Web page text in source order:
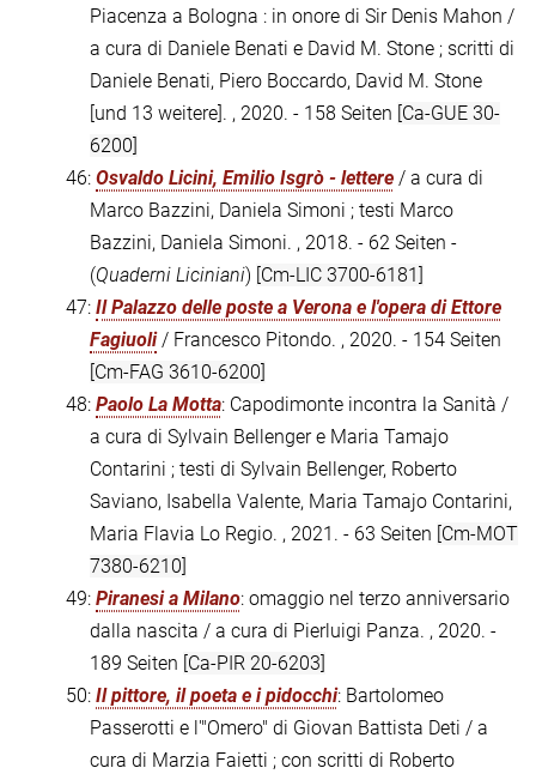
Piacenza a Bologna : in onore di Sir Denis Mahon /
a cura di Daniele Benati e David M. Stone ; scritti di
Daniele Benati, Piero Boccardo, David M. Stone
[und 13 weitere]. , 2020. - 158 Seiten [Ca-GUE 30-
6200]
46: Osvaldo Licini, Emilio Isgrò - lettere / a cura di
Marco Bazzini, Daniela Simoni ; testi Marco
Bazzini, Daniela Simoni. , 2018. - 62 Seiten -
(Quaderni Liciniani) [Cm-LIC 3700-6181]
47: Il Palazzo delle poste a Verona e l'opera di Ettore
Fagiuoli/ Francesco Pitondo. , 2020. - 154 Seiten
[Cm-FAG 3610-6200]
48: Paolo La Motta: Capodimonte incontra la Sanità /
a cura di Sylvain Bellenger e Maria Tamajo
Contarini ; testi di Sylvain Bellenger, Roberto
Saviano, Isabella Valente, Maria Tamajo Contarini,
Maria Flavia Lo Regio. , 2021. - 63 Seiten [Cm-MOT
7380-6210]
49: Piranesi a Milano: omaggio nel terzo anniversario
dalla nascita / a cura di Pierluigi Panza. , 2020. -
189 Seiten [Ca-PIR 20-6203]
50: Il pittore, il poeta e i pidocchi: Bartolomeo
Passerotti e l'"Omero" di Giovan Battista Deti / a
cura di Marzia Faietti ; con scritti di Roberto